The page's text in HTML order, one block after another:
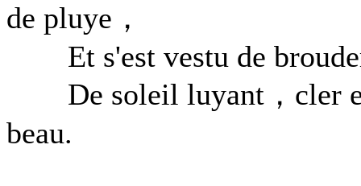
de pluye，
Et s'est vestu de
De soleil luyant，cler
beau.